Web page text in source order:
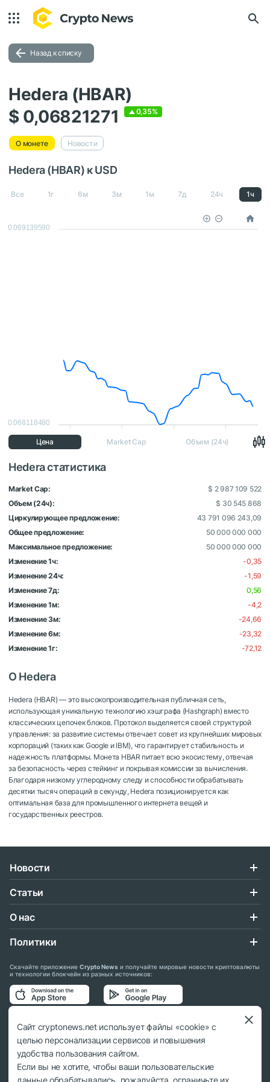
Назад к списку
Hedera (HBAR)
$ 0,06821271
0,35%
О монете Новости
Hedera (HBAR) к USD
Все 1г 6м 3м 1м 7д 24ч 1ч
0.069139590
0.068118480
Цена Market Cap Объем (24ч)
Hedera статистика
Market Cap:
$ 2 987 109 522
Объем (24ч):
$ 30 545 868
Циркулирующее предложение:
43 791 096 243,09
Общее предложение:
50 000 000 000
Максимальное предложение:
50 000 000 000
Изменение 1ч:
-0,35
Изменение 24ч:
-1,59
Изменение 7д:
0,56
Изменение 1м:
-4,2
Изменение 3м:
-24,66
Изменение 6м:
-23,32
Изменение 1г:
-72,12
О Hedera
Hedera (HBAR) — это высокопроизводительная публичная сеть,
использующая уникальную технологию хэшграфа (Hashgraph) вместо
классических цепочек блоков. Протокол выделяется своей структурой
управления: за развитие системы отвечает совет из крупнейших мировых
корпораций (таких как Google и IBM), что гарантирует стабильность и
надежность платформы. Монета HBAR питает всю экосистему, отвечая
за безопасность через стейкинг и покрывая комиссии за вычисления.
Благодаря низкому углеродному следу и способности обрабатывать
десятки тысяч операций в секунду, Hedera позиционируется как
оптимальная база для промышленного интернета вещей и
государственных реестров.
Новости
Статьи
О нас
Политики
Скачайте приложение Crypto News и получайте мировые новости криптовалюты
и технологии блокчейн из разных источников:
Подписывайтесь на нас в социальных сетях:
Сайт cryptonews.net использует файлы «cookie» с
целью персонализации сервисов и повышения
удобства пользования сайтом.
Если вы не хотите, чтобы ваши пользовательские
данные обрабатывались, пожалуйста, ограничьте их